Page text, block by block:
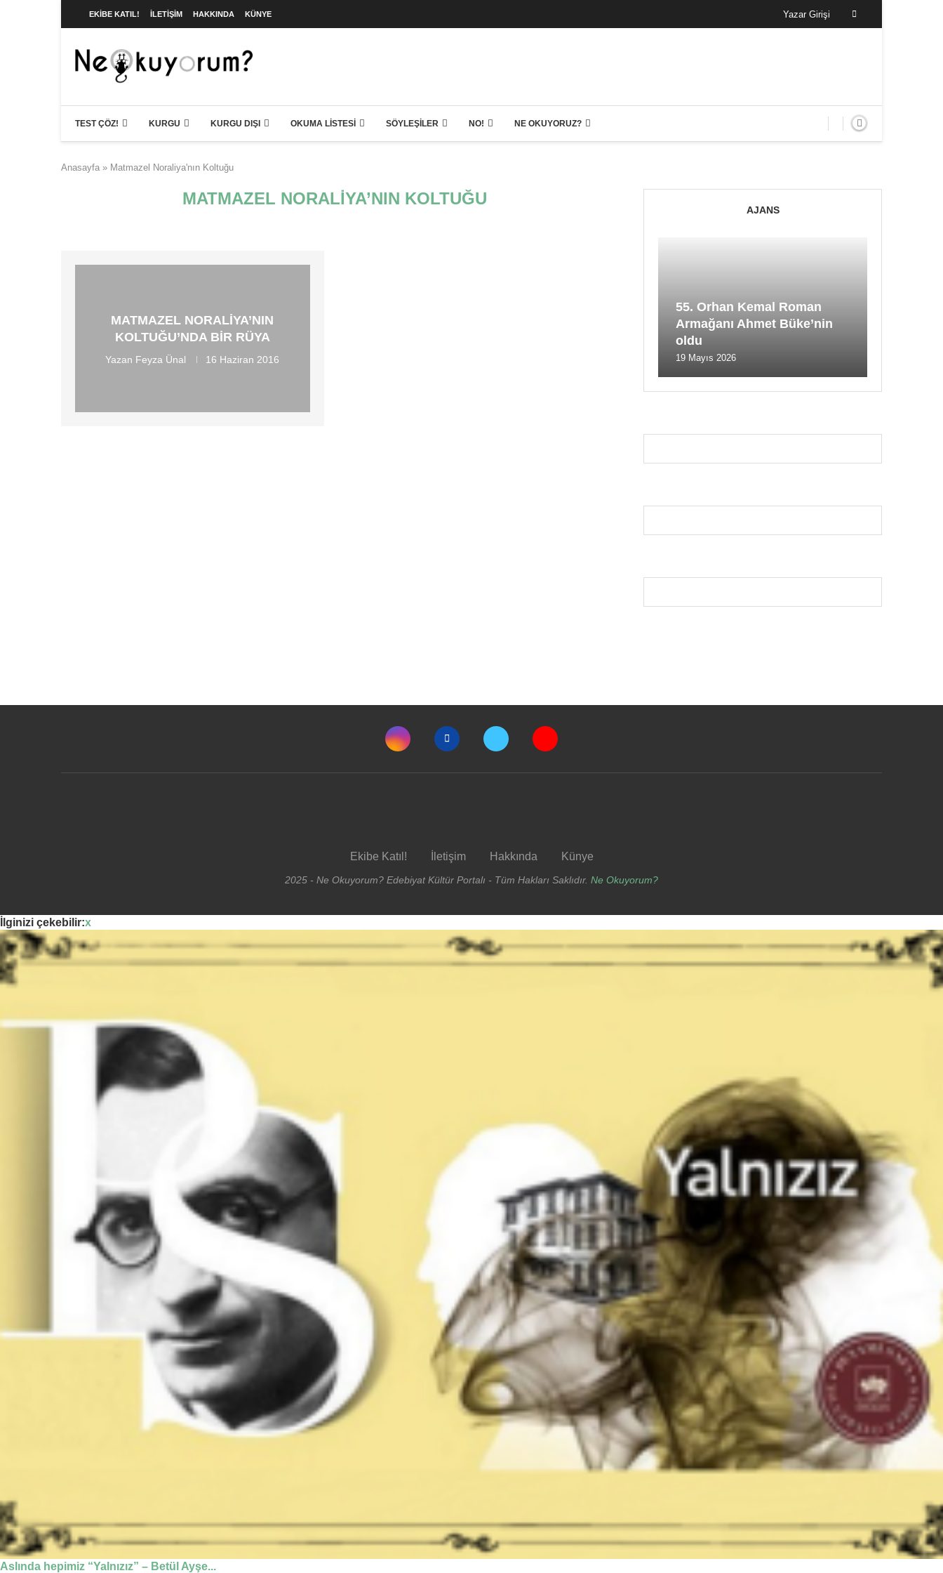
EKIBE KATIL! İLETIŞIM HAKKINDA KÜNYE Yazar Girişi
TEST ÇÖZ! KURGU KURGU DIŞI OKUMA LISTESI SÖYLEŞILER NO! NE OKUYORUZ?
Anasayfa » Matmazel Noraliya'nın Koltuğu
MATMAZEL NORALIYA’NIN KOLTUĞU
MATMAZEL NORALIYA’NIN
KOLTUĞU’NDA BIR RÜYA
Yazan Feyza Ünal 16 Haziran 2016
AJANS
55. Orhan Kemal Roman
Armağanı Ahmet Büke’nin
oldu
19 Mayıs 2026
Ekibe Katıl! İletişim Hakkında Künye
2025 - Ne Okuyorum? Edebiyat Kültür Portalı - Tüm Hakları Saklıdır. Ne Okuyorum?
İlginizi çekebilir:x
Aslında hepimiz “Yalnızız” – Betül Ayşe...